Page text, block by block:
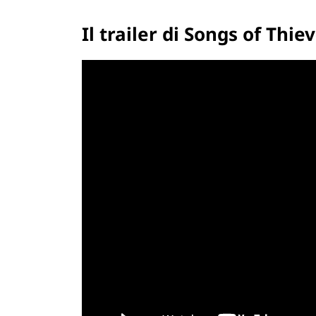
Il trailer di Songs of